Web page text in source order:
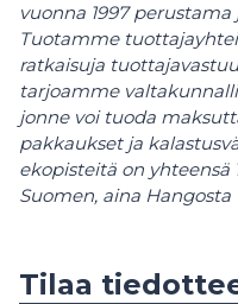
vuonna 1997
Tuotamme
ratkaisuja
tarjoamme
jonne voi tuoda
pakkaukset ja
ekopisteitä on
Suomen, aina Hangosta
Tilaa